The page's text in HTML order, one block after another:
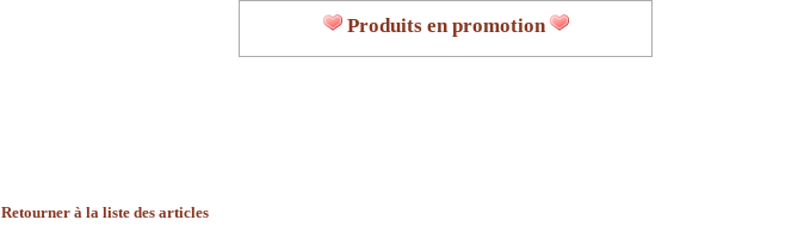
Retourner à la liste des articles
Produits en promotion